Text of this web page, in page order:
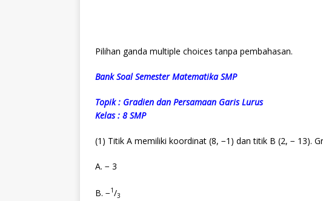
Pilihan ganda multiple choices tanpa pembahasan.
Bank Soal Semester Matematika SMP
Topik : Gradien dan Persamaan Garis Lurus
Kelas : 8 SMP
(1) Titik A memiliki koordinat (8, −1) dan titik B (2, − 13).
A. − 3
B. −1/3